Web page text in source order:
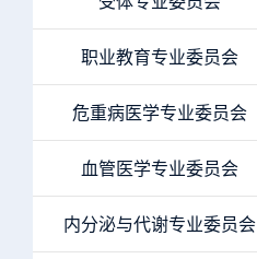
职业教育专业委员会
危重病医学专业委员会
血管医学专业委员会
内分泌与代谢专业委员会